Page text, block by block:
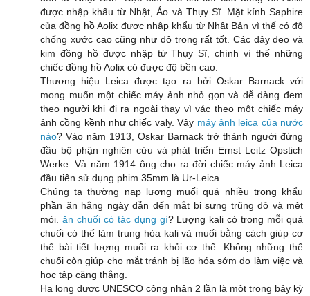
được nhập khẩu từ Nhật, Áo và Thụy Sĩ. Mặt kính Saphire
của đồng hồ Aolix được nhập khẩu từ Nhật Bản vì thế có độ
chống xước cao cũng như độ trong rất tốt. Các dây đeo và
kim đồng hồ được nhập từ Thụy Sĩ, chính vì thế những
chiếc đồng hồ Aolix có được độ bền cao.
Thương hiệu Leica được tạo ra bởi Oskar Barnack với
mong muốn một chiếc máy ảnh nhỏ gọn và dễ dàng đem
theo người khi đi ra ngoài thay vì vác theo một chiếc máy
ảnh cồng kềnh như chiếc valy. Vậy máy ảnh leica của nước
nào? Vào năm 1913, Oskar Barnack trở thành người đứng
đầu bộ phận nghiên cứu và phát triển Ernst Leitz Opstich
Werke. Và năm 1914 ông cho ra đời chiếc máy ảnh Leica
đầu tiên sử dụng phim 35mm là Ur-Leica.
Chúng ta thường nạp lượng muối quá nhiều trong khẩu
phần ăn hằng ngày dẫn đến mắt bị sưng trũng đỏ và mệt
mỏi. ăn chuối có tác dụng gì? Lượng kali có trong mỗi quả
chuối có thể làm trung hòa kali và muối bằng cách giúp cơ
thể bài tiết lượng muối ra khỏi cơ thể. Không những thế
chuối còn giúp cho mắt tránh bị lão hóa sớm do làm việc và
học tập căng thẳng.
Hạ long đươc UNESCO công nhận 2 lần là một trong bảy kỳ